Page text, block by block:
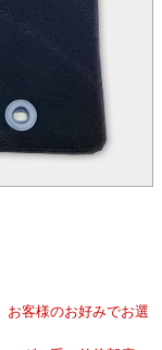
お客様のお好みでお選